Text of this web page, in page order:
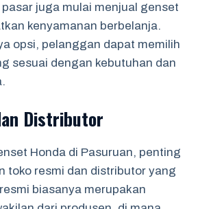
juga mulai menjual genset
kenyamanan berbelanja.
opsi, pelanggan dapat memilih
sesuai dengan kebutuhan dan
Distributor
Honda di Pasuruan, penting
toko resmi dan distributor yang
biasanya merupakan